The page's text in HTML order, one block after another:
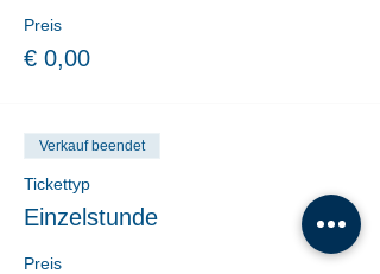
Preis
€ 0,00
Verkauf beendet
Tickettyp
Einzelstunde
Preis